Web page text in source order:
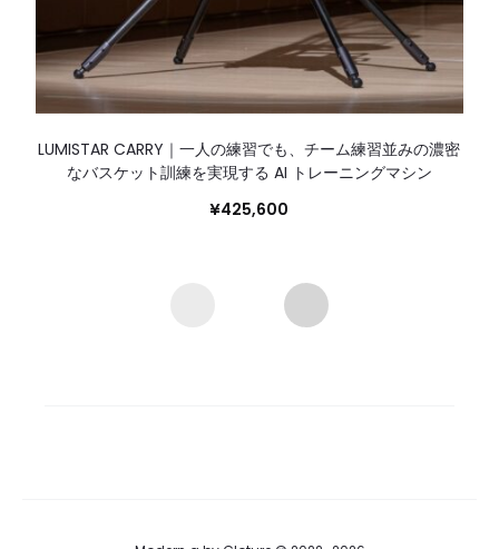
LUMISTAR CARRY｜一人の練習でも、チーム練習並みの濃密
なバスケット訓練を実現する AI トレーニングマシン
¥425,600